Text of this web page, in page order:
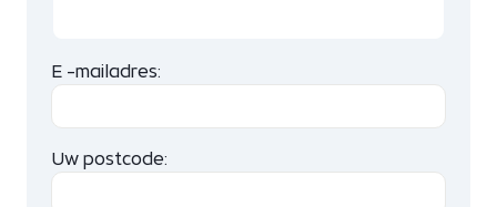
E -mailadres:
Uw postcode: